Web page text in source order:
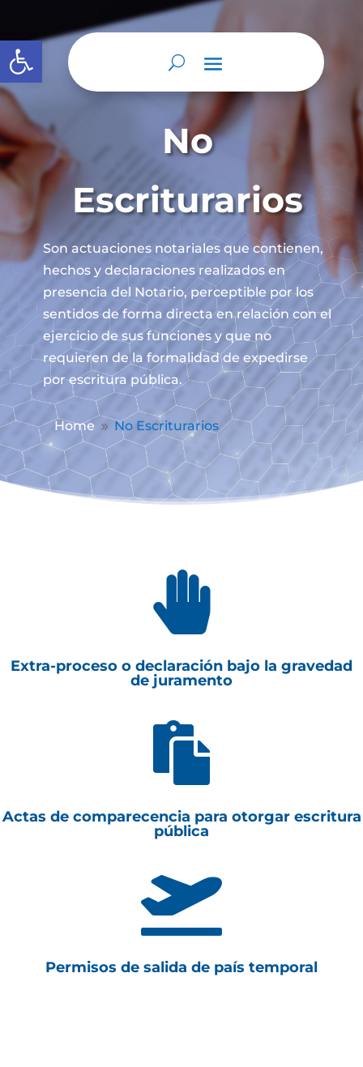
Abrir barra de herramientas
No
Escriturarios
Son actuaciones notariales que contienen,
hechos y declaraciones realizados en
presencia del Notario, perceptible por los
sentidos de forma directa en relación con el
ejercicio de sus funciones y que no
requieren de la formalidad de expedirse
por escritura pública.
Home 9 No Escriturarios

Extra-proceso o declaración bajo la gravedad
de juramento

Actas de comparecencia para otorgar escritura
pública

Permisos de salida de país temporal